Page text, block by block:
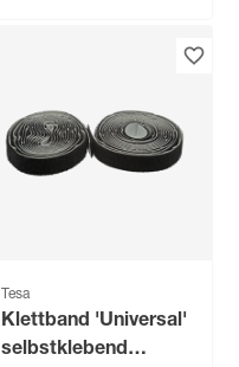
Tesa
Klettband 'Universal'
selbstklebend